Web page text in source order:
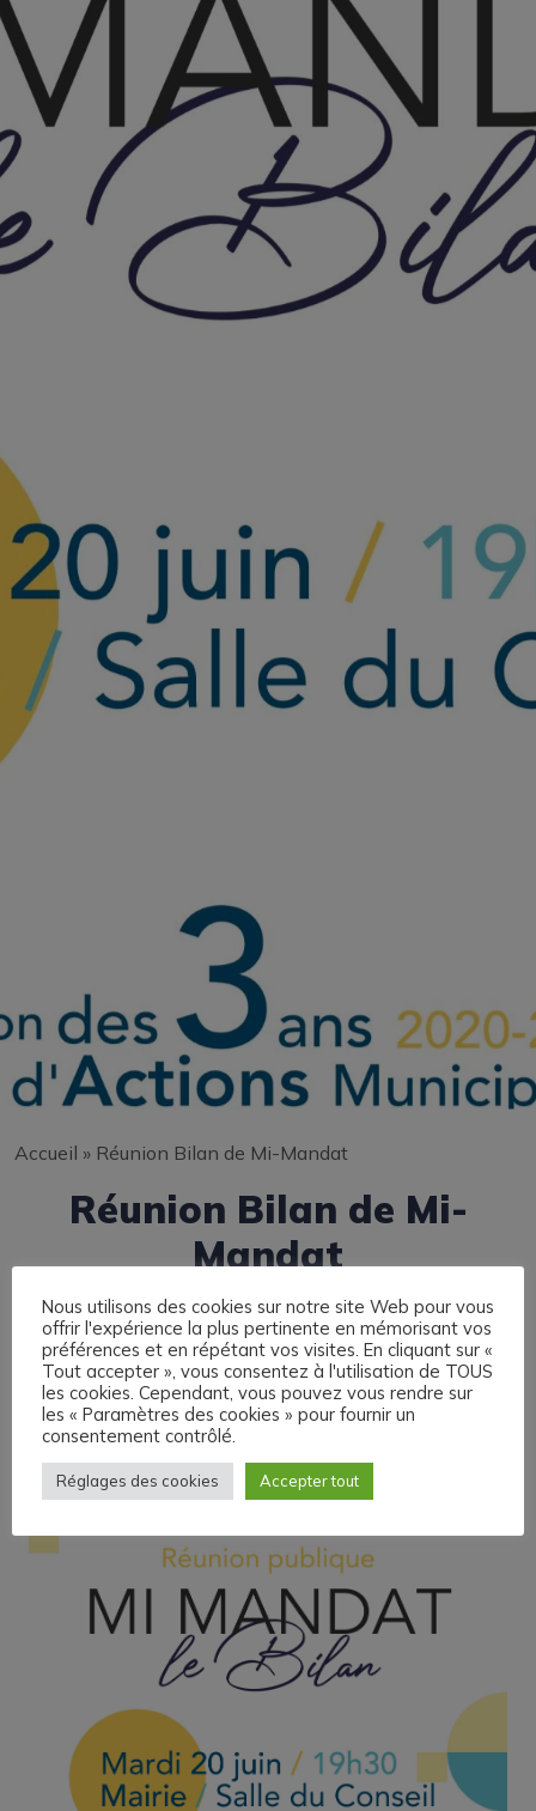
Accueil » Réunion Bilan de Mi-Mandat
Réunion Bilan de Mi-
Mandat
Nous utilisons des cookies sur notre site Web pour vous
offrir l'expérience la plus pertinente en mémorisant vos
préférences et en répétant vos visites. En cliquant sur «
Tout accepter », vous consentez à l'utilisation de TOUS
les cookies. Cependant, vous pouvez vous rendre sur
les « Paramètres des cookies » pour fournir un
consentement contrôlé.
Réglages des cookies Accepter tout